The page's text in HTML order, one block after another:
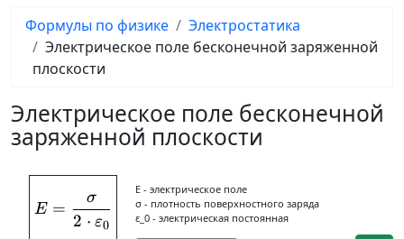
Формулы по физике
Электростатика
Электрическое поле бесконечной заряженной
плоскости
Электрическое поле бесконечной
заряженной плоскости
E = \frac{\sigma}{2\cdot \varepsilon_0}
E =
2 ⋅ ε0
σ
E - электрическое поле
σ - плотность поверхностного заряда
ε_0 - электрическая постоянная